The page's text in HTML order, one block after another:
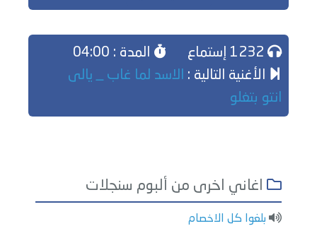
المدة : 04:00
الأغنية التالية : الاسد لما غاب _ يالى
انتو بتغلو
اغاني اخرى من ألبوم سنجلات
بلغوا كل الاخصام